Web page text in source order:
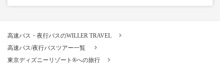
高速バス・夜行バスのWILLER TRAVEL
高速バス/夜行バスツアー一覧
東京ディズニーリゾート®への旅行